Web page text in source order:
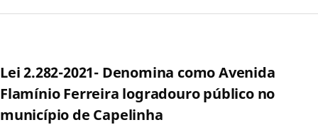
Lei 2.282-2021- Denomina como Avenida
Flamínio Ferreira logradouro público no
município de Capelinha